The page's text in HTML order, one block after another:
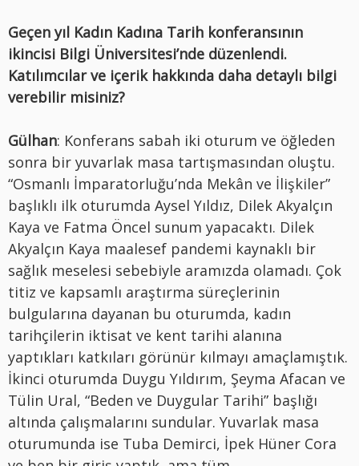
Geçen yıl Kadın Kadına Tarih konferansının
ikincisi Bilgi Üniversitesi’nde düzenlendi.
Katılımcılar ve içerik hakkında daha detaylı bilgi
verebilir misiniz?
Gülhan: Konferans sabah iki oturum ve öğleden
sonra bir yuvarlak masa tartışmasından oluştu.
“Osmanlı İmparatorluğu’nda Mekân ve İlişkiler”
başlıklı ilk oturumda Aysel Yıldız, Dilek Akyalçın
Kaya ve Fatma Öncel sunum yapacaktı. Dilek
Akyalçın Kaya maalesef pandemi kaynaklı bir
sağlık meselesi sebebiyle aramızda olamadı. Çok
titiz ve kapsamlı araştırma süreçlerinin
bulgularına dayanan bu oturumda, kadın
tarihçilerin iktisat ve kent tarihi alanına
yaptıkları katkıları görünür kılmayı amaçlamıştık.
İkinci oturumda Duygu Yıldırım, Şeyma Afacan ve
Tülin Ural, “Beden ve Duygular Tarihi” başlığı
altında çalışmalarını sundular. Yuvarlak masa
oturumunda ise Tuba Demirci, İpek Hüner Cora